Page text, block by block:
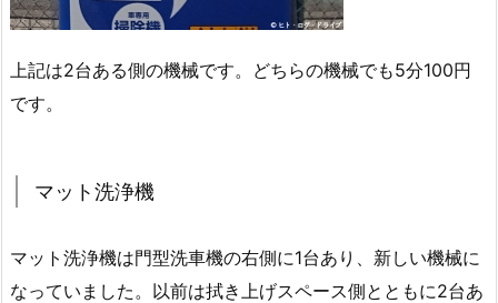
上記は2台ある側の機械です。どちらの機械でも5分100円
です。
マット洗浄機
マット洗浄機は門型洗車機の右側に1台あり、新しい機械に
なっていました。以前は拭き上げスペース側とともに2台あ